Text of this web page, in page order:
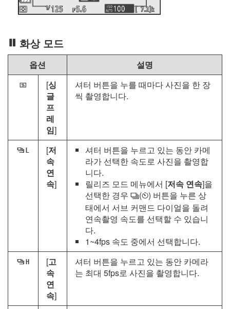
화상 모드
옵션 설명
U [싱
글
프
레
임]
셔터 버튼을 누를 때마다 사진을 한 장
씩 촬영합니다.
V [저
속
연
속]
셔터 버튼을 누르고 있는 동안 카메
라가 선택한 속도로 사진을 촬영합
니다.
릴리즈 모드 메뉴에서 [저속 연속]을
선택한 경우 c(E) 버튼을 누른 상
태에서 서브 커맨드 다이얼을 돌려
연속촬영 속도를 선택할 수 있습니
다.
1~4fps 속도 중에서 선택합니다.
W [고
속
연
속]
셔터 버튼을 누르고 있는 동안 카메라
는 최대 5fps로 사진을 촬영합니다.